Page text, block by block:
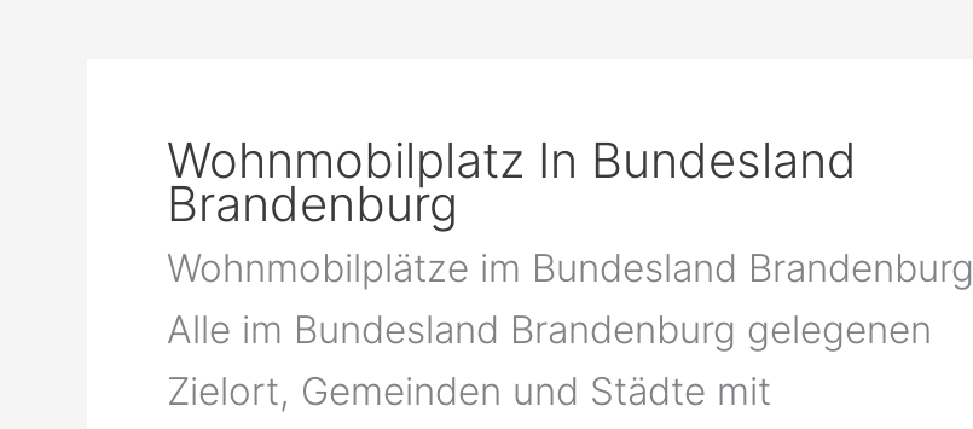
Wohnmobilplatz In Bundesland
Brandenburg
Wohnmobilplätze im Bundesland Brandenburg
Alle im Bundesland Brandenburg gelegenen
Zielort, Gemeinden und Städte mit